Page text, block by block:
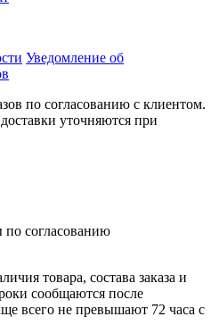
Уведомление об
по согласованию с клиентом.
уточняются при
по согласованию
товара, состава заказа и
сообщаются после
всего не превышают 72 часа с